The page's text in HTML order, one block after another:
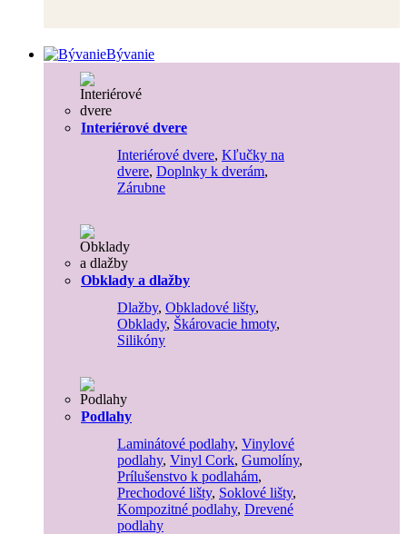
Bývanie
Interiérové dvere
Interiérové dvere, Kľučky na
dvere, Doplnky k dverám,
Zárubne
Obklady a dlažby
Dlažby, Obkladové lišty,
Obklady, Škárovacie hmoty,
Silikóny
Podlahy
Laminátové podlahy, Vinylové
podlahy, Vinyl Cork, Gumolíny,
Prílušenstvo k podlahám,
Prechodové lišty, Soklové lišty,
Kompozitné podlahy, Drevené
podlahy